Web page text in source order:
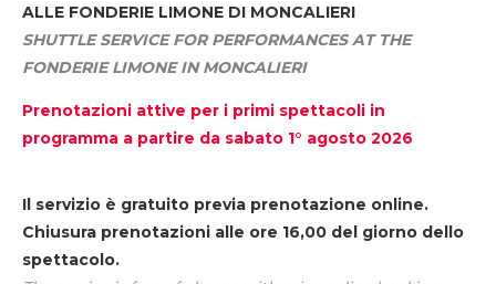
ALLE FONDERIE LIMONE DI MONCALIERI
SHUTTLE SERVICE FOR PERFORMANCES AT THE
FONDERIE LIMONE IN MONCALIERI
Prenotazioni attive per i primi spettacoli in
programma a partire da sabato 1° agosto 2026
Il servizio è gratuito previa prenotazione online.
Chiusura prenotazioni alle ore 16,00 del giorno dello
spettacolo.